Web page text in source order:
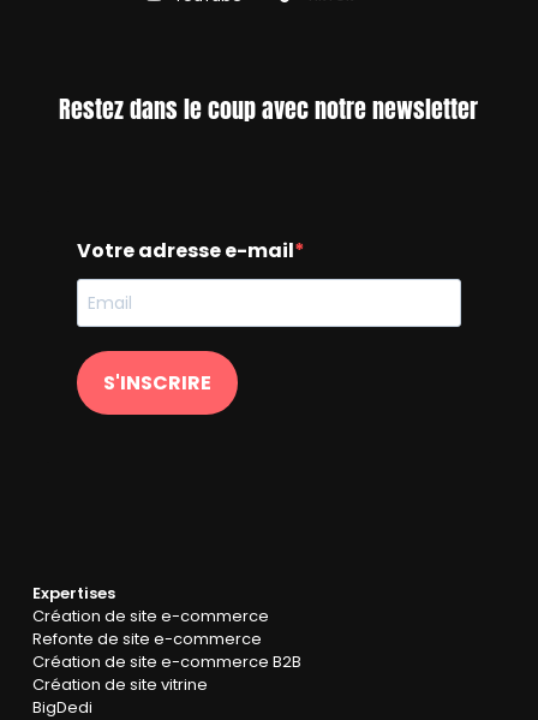
Restez dans le coup avec notre newsletter
Votre adresse e-mail
S'INSCRIRE
Expertises
Création de site e-commerce
Refonte de site e-commerce
Création de site e-commerce B2B
Création de site vitrine
BigDedi